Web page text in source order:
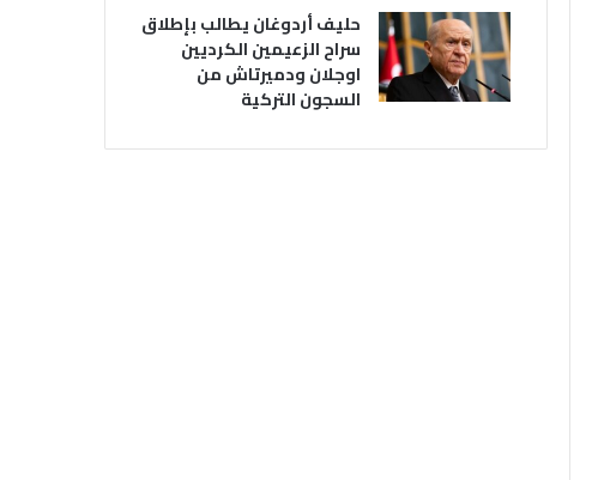
حليف أردوغان يطالب بإطلاق
سراح الزعيمين الكرديين
اوجلان ودميرتاش من
السجون التركية